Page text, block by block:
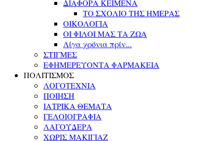
ΔΙΑΦΟΡΑ ΚΕΙΜΕΝΑ
ΤΟ ΣΧΟΛΙΟ ΤΗΣ ΗΜΕΡΑΣ
ΟΙΚΟΛΟΓΙΑ
ΟΙ ΦΙΛΟΙ ΜΑΣ ΤΑ ΖΩΑ
Λίγα χρόνια πρίν...
ΣΤΙΓΜΕΣ
ΕΦΗΜΕΡΕΥΟΝΤΑ ΦΑΡΜΑΚΕΙΑ
ΠΟΛΙΤΙΣΜΟΣ
ΛΟΓΟΤΕΧΝΙΑ
ΠΟΙΗΣΗ
ΙΑΤΡΙΚΑ ΘΕΜΑΤΑ
ΓΕΛΟΙΟΓΡΑΦΙΑ
ΛΑΓΟΥΔΕΡΑ
ΧΩΡΙΣ ΜΑΚΙΓΙΑΖ